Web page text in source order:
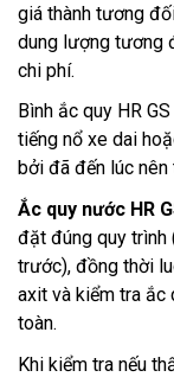
giá thành tương
dung lượng tương
chi phí.
Bình ắc quy HR
tiếng nổ xe dai
bởi đã đến lúc
Ắc quy nước HR
đặt đúng quy
trước), đồng thời
axit và kiểm tra
toàn.
Khi kiểm tra nếu